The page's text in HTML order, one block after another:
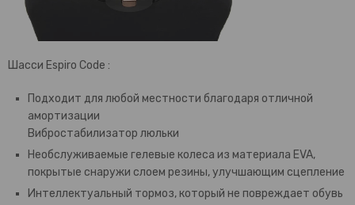
Шасси Espiro Code :
Подходит для любой местности благодаря отличной
амортизации
Вибростабилизатор люльки
Необслуживаемые гелевые колеса из материала EVA,
покрытые снаружи слоем резины, улучшающим сцепление
Интеллектуальный тормоз, который не повреждает обувь